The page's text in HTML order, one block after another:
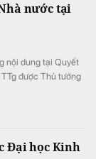
nước tại
nội dung tại Quyết
được Thủ tướng
Đại học Kinh